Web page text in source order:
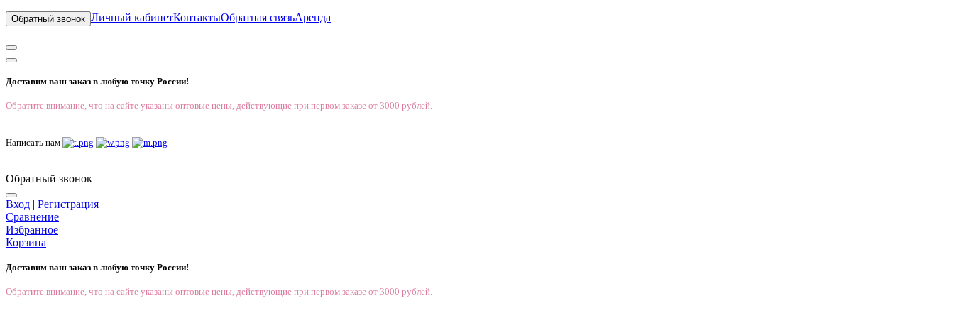
Обратный звонок Личный кабинетКонтактыОбратная связьАренда
Доставим ваш заказ в любую точку России!
Обратите внимание, что на сайте указаны оптовые цены, действующие при первом заказе от 3000 рублей.
Написать нам
Обратный звонок
Вход | Регистрация
Сравнение
Избранное
Корзина
Доставим ваш заказ в любую точку России!
Обратите внимание, что на сайте указаны оптовые цены, действующие при первом заказе от 3000 рублей.